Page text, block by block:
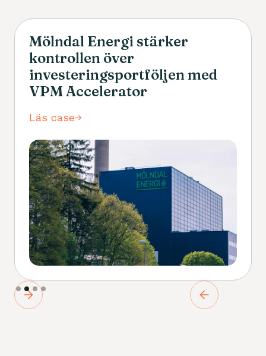
Mölndal Energi stärker
kontrollen över
investeringsportföljen med
VPM Accelerator
Läs case
Slide 2 of 4.